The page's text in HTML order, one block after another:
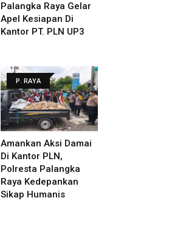
Palangka Raya Gelar
Apel Kesiapan Di
Kantor PT. PLN UP3
P. RAYA
Amankan Aksi Damai
Di Kantor PLN,
Polresta Palangka
Raya Kedepankan
Sikap Humanis